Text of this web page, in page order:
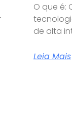
O que é:
de alta
Leia Mais